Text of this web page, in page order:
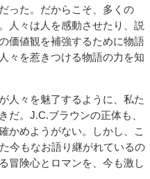
った。だからこそ、多くの
人々は人を感動させたり、説
価値観を補強するために物語
々を惹きつける物語の力を知
人々を魅了するように、私た
だ。J.C.ブラウンの正体も、
かめようがない。しかし、こ
今もなお語り継がれているの
冒険心とロマンを、今も激し